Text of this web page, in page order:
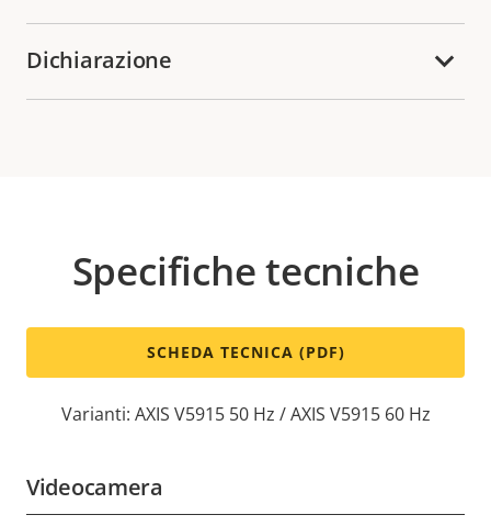
Dichiarazione
Specifiche tecniche
SCHEDA TECNICA (PDF)
Varianti: AXIS V5915 50 Hz / AXIS V5915 60 Hz
Videocamera